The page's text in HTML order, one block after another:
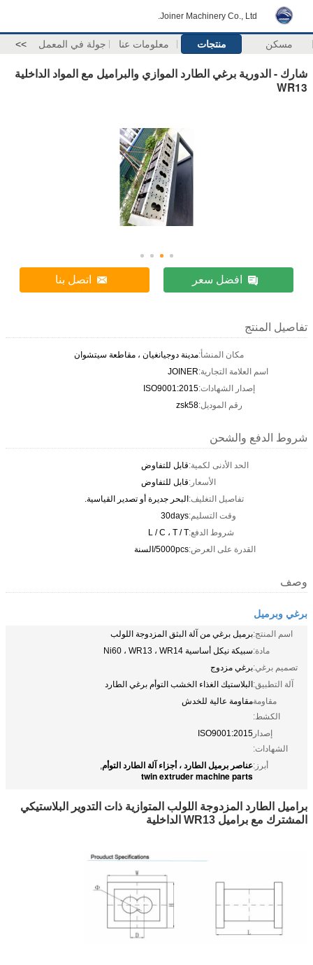
Joiner Machinery Co., Ltd.
مسكن منتجات معلومات عنا جولة في المعمل >>
شارك - الدورية برغي الطارد الموازي والبراميل مع المواد الداخلية
WR13
افضل سعر اتصل بنا
تفاصيل المنتج
مكان المنشأ:مدينة دوجيانغيان ، مقاطعة سيتشوان
اسم العلامة التجارية:JOINER
إصدار الشهادات:ISO9001:2015
رقم الموديل:zsk58
شروط الدفع والشحن
الحد الأدنى لكمية:قابل للتفاوض
الأسعار:قابل للتفاوض
تفاصيل التغليف:البحر جديرة أو تصدير القياسية.
وقت التسليم:30days
شروط الدفع:L / C ، T / T
القدرة على العرض:5000pcs/السنة
وصف
برغي وبرميل
اسم المنتج:برميل برغي من آلة البثق المزدوجة اللولب
مادة:سبيكة نيكل أساسية Ni60 ، WR13 ، WR14
تصميم برغي:برغي مزدوج
آلة التطبيق:البلاستيك الغذاء الخشب التوأم برغي الطارد
مقاومة
الكشط:
مقاومة عالية للخدش
إصدار
الشهادات:
ISO9001:2015
أبرز:عناصر برميل الطارد ، أجزاء آلة الطارد التوأم,
twin extruder machine parts
براميل الطارد المزدوجة اللولب المتوازية ذات التدوير البلاستيكي
المشترك مع براميل WR13 الداخلية